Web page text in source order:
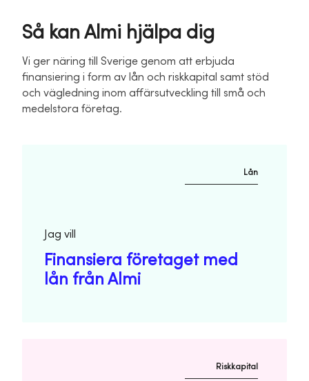
Så kan Almi hjälpa dig
Vi ger näring till Sverige genom att erbjuda
finansiering i form av lån och riskkapital samt stöd
och vägledning inom affärsutveckling till små och
medelstora företag.
Lån
Jag vill
Finansiera företaget med
lån från Almi
Riskkapital